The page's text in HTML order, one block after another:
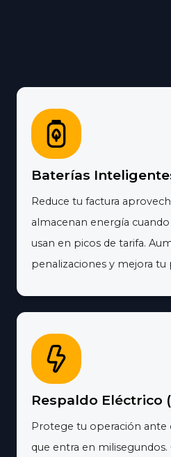
Baterías
Reduce tu factura
almacenan energía
usan en picos de tarifa.
penalizaciones y mejora
Respaldo Eléctrico
Protege tu operación ante
que entra en milisegundos.